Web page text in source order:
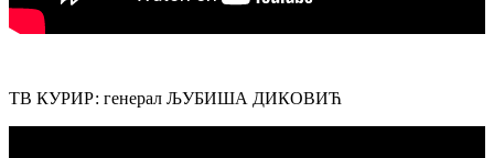
ТВ КУРИР: генерал ЉУБИША ДИКОВИЋ